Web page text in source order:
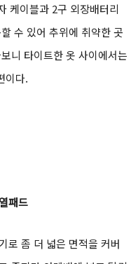
케이블과 2구 외장배터리
수 있어 추위에 취약한 곳
니 타이트한 옷 사이에서는
이다.
패드
로 좀 더 넓은 면적을 커버